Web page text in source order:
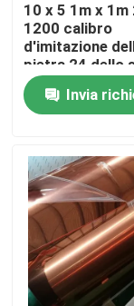
Casa
Chi siamo
Contatti
Prodotti
Tubo rotondo
10 x 5 1m x 1m
1200 calibro
d'imitazione
pietra 24 dello
di alluminio del
pannello 26
Invia